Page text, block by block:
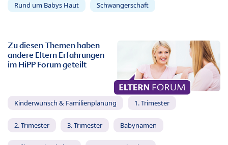
Rund um Babys Haut Schwangerschaft
Zu diesen Themen haben
andere Eltern Erfahrungen
im HiPP Forum geteilt
Kinderwunsch & Familienplanung 1. Trimester
2. Trimester 3. Trimester Babynamen